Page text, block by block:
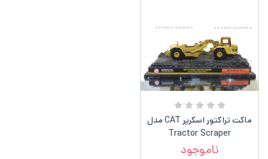
ماکت تراکتور اسکرپر CAT مدل
Tractor Scraper
ناموجود